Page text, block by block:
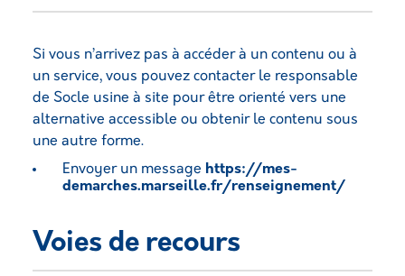
Si vous n’arrivez pas à accéder à un contenu ou à
un service, vous pouvez contacter le responsable
de Socle usine à site pour être orienté vers une
alternative accessible ou obtenir le contenu sous
une autre forme.
Envoyer un message https://mes-
demarches.marseille.fr/renseignement/
Voies de recours